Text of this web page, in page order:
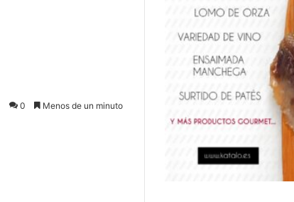
0 Menos de un minuto